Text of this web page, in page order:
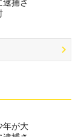
捕さ
年が大